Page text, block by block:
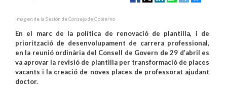
Imagen de la Sesión de Consejo de Gobierno
En el marc de la política de renovació de plantilla, i de
priorització de desenvolupament de carrera professional,
en la reunió ordinària del Consell de Govern de 29 d’abril es
va aprovar la revisió de plantilla per transformació de places
vacants i la creació de noves places de professorat ajudant
doctor.